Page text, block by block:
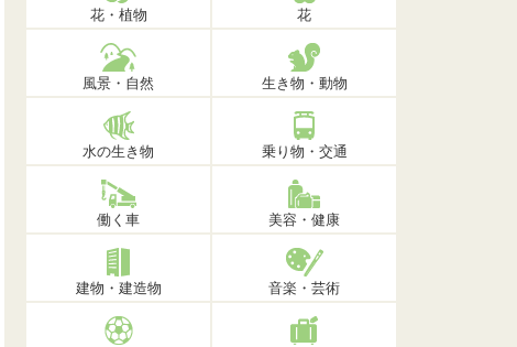
花・植物 花
風景・自然 生き物・動物
水の生き物 乗り物・交通
働く車 美容・健康
建物・建造物 音楽・芸術